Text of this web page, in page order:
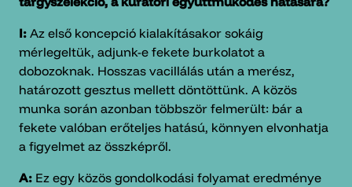
I: Az első koncepció kialakításakor sokáig
mérlegeltük, adjunk-e fekete burkolatot a
dobozoknak. Hosszas vacillálás után a merész,
határozott gesztus mellett döntöttünk. A közös
munka során azonban többször felmerült: bár a
fekete valóban erőteljes hatású, könnyen elvonhatja
a figyelmet az összképről.
A: Ez egy közös gondolkodási folyamat eredménye